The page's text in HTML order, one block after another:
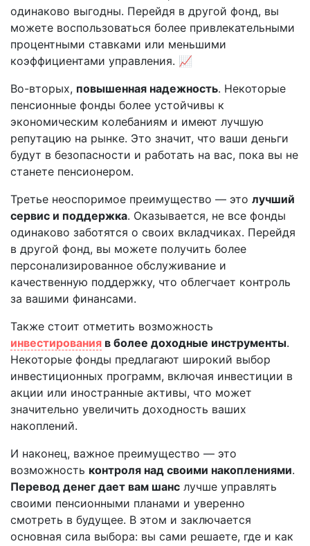
одинаково выгодны. Перейдя в другой фонд, вы
можете воспользоваться более привлекательными
процентными ставками или меньшими
коэффициентами управления. 📈
Во-вторых, повышенная надежность. Некоторые
пенсионные фонды более устойчивы к
экономическим колебаниям и имеют лучшую
репутацию на рынке. Это значит, что ваши деньги
будут в безопасности и работать на вас, пока вы не
станете пенсионером.
Третье неоспоримое преимущество — это лучший
сервис и поддержка. Оказывается, не все фонды
одинаково заботятся о своих вкладчиках. Перейдя
в другой фонд, вы можете получить более
персонализированное обслуживание и
качественную поддержку, что облегчает контроль
за вашими финансами.
Также стоит отметить возможность
инвестирования в более доходные инструменты.
Некоторые фонды предлагают широкий выбор
инвестиционных программ, включая инвестиции в
акции или иностранные активы, что может
значительно увеличить доходность ваших
накоплений.
И наконец, важное преимущество — это
возможность контроля над своими накоплениями.
Перевод денег дает вам шанс лучше управлять
своими пенсионными планами и уверенно
смотреть в будущее. В этом и заключается
основная сила выбора: вы сами решаете, где и как